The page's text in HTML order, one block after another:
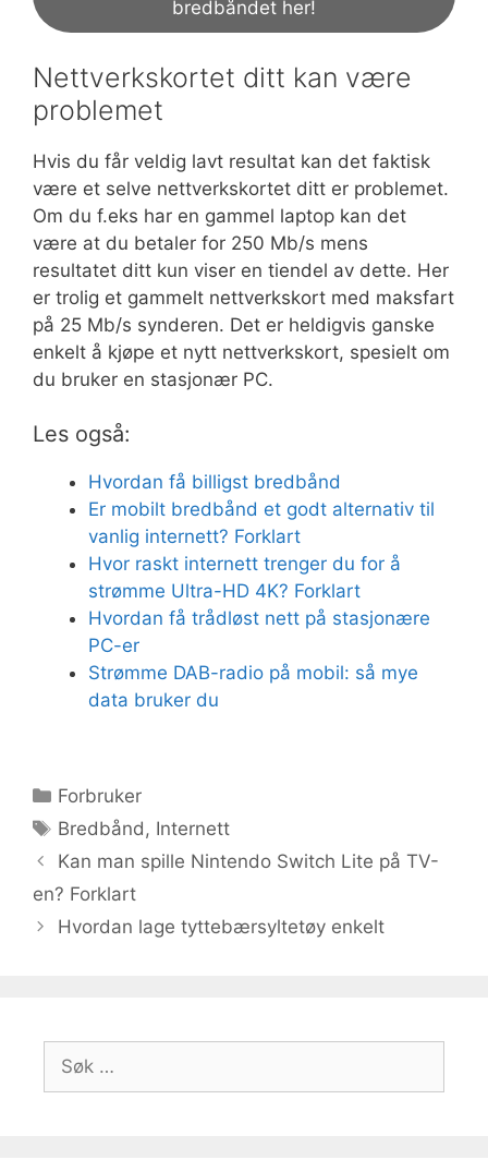
bredbåndet her!
Nettverkskortet ditt kan være
problemet
Hvis du får veldig lavt resultat kan det faktisk
være et selve nettverkskortet ditt er problemet.
Om du f.eks har en gammel laptop kan det
være at du betaler for 250 Mb/s mens
resultatet ditt kun viser en tiendel av dette. Her
er trolig et gammelt nettverkskort med maksfart
på 25 Mb/s synderen. Det er heldigvis ganske
enkelt å kjøpe et nytt nettverkskort, spesielt om
du bruker en stasjonær PC.
Les også:
Hvordan få billigst bredbånd
Er mobilt bredbånd et godt alternativ til
vanlig internett? Forklart
Hvor raskt internett trenger du for å
strømme Ultra-HD 4K? Forklart
Hvordan få trådløst nett på stasjonære
PC-er
Strømme DAB-radio på mobil: så mye
data bruker du
Kategorier
Forbruker
Stikkord
Bredbånd , Internett
Kan man spille Nintendo Switch Lite på TV-
en? Forklart
Hvordan lage tyttebærsyltetøy enkelt
etter: